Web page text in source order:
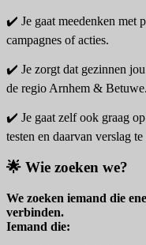
✔️ Je gaat meedenken met
campagnes of acties.
✔️ Je zorgt dat gezinnen
de regio Arnhem & Betuwe.
✔️ Je gaat zelf ook graag
testen en daarvan verslag te
🌟 Wie zoeken we?
We zoeken iemand die
verbinden.
Iemand die: